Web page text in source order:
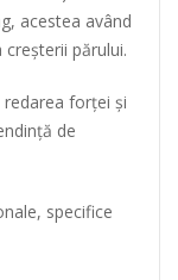
acestea având
părului.
forței și
de
specifice